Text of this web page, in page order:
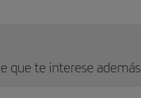
que te interese además